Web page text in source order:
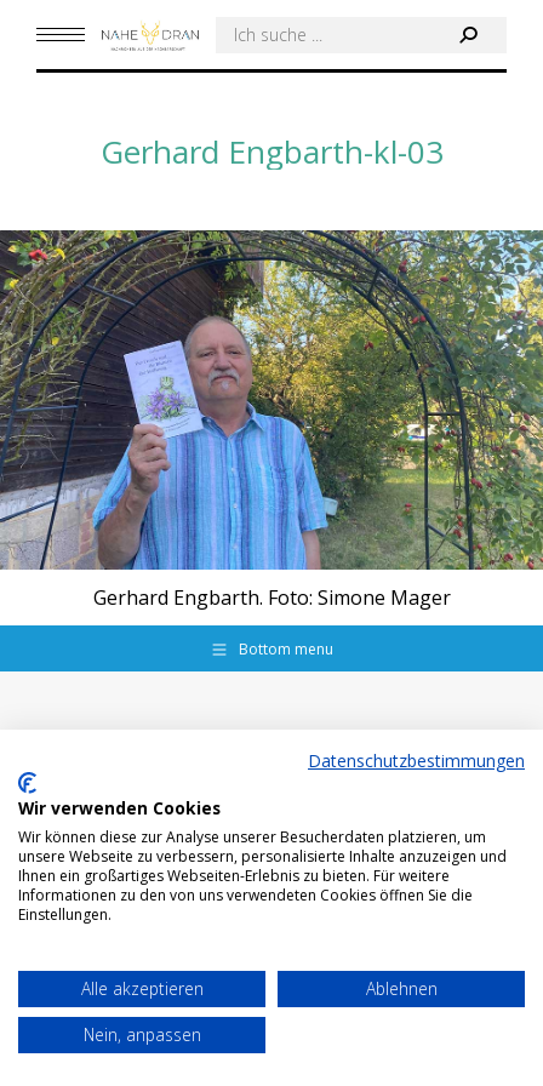
Search:
Gerhard Engbarth-kl-03
Gerhard Engbarth. Foto: Simone Mager
Bottom menu
Datenschutzbestimmungen
Wir verwenden Cookies
Wir können diese zur Analyse unserer Besucherdaten platzieren, um
unsere Webseite zu verbessern, personalisierte Inhalte anzuzeigen und
Ihnen ein großartiges Webseiten-Erlebnis zu bieten. Für weitere
Informationen zu den von uns verwendeten Cookies öffnen Sie die
Einstellungen.
Alle akzeptieren
Ablehnen
Nein, anpassen